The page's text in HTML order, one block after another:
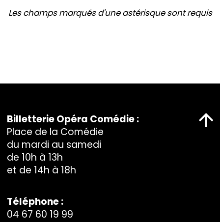
Les champs marqués d'une astérisque sont requis
Billetterie Opéra Comédie :
Place de la Comédie
du mardi au samedi
de 10h à 13h
et de 14h à 18h
Téléphone :
04 67 60 19 99